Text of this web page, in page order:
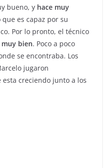
bueno, y hace muy
que es capaz por su
Por lo pronto, el técnico
bien. Poco a poco
se encontraba. Los
jugaron
creciendo junto a los